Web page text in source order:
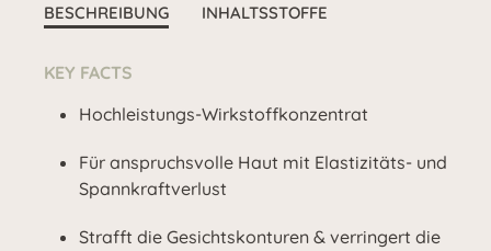
BESCHREIBUNG INHALTSSTOFFE
KEY FACTS
Hochleistungs-Wirkstoffkonzentrat
Für anspruchsvolle Haut mit Elastizitäts- und
Spannkraftverlust
Strafft die Gesichtskonturen & verringert die